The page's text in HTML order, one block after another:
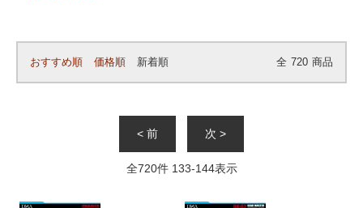
おすすめ順 価格順 新着順 全 720 商品
< 前 次 >
全720件 133-144表示